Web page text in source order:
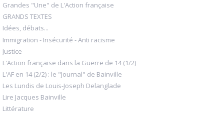
Grandes "Une" de L'Action française
GRANDS TEXTES
Idées, débats...
Immigration - Insécurité - Anti racisme
Justice
L'Action française dans la Guerre de 14 (1/2)
L'AF en 14 (2/2) : le "Journal" de Bainville
Les Lundis de Louis-Joseph Delanglade
Lire Jacques Bainville
Littérature